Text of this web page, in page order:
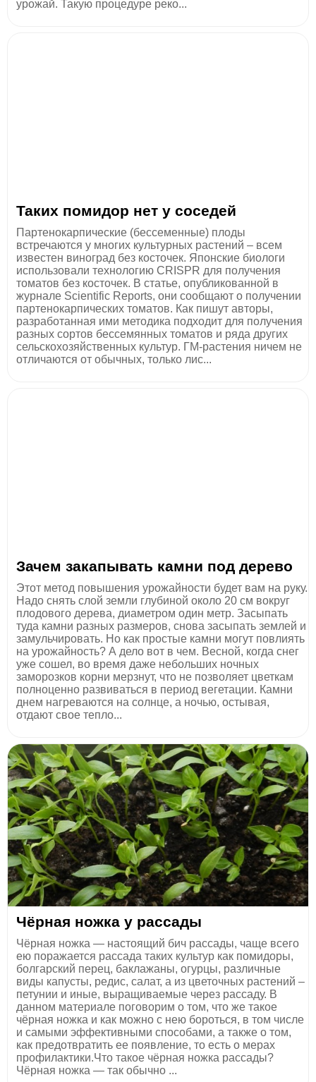
урожай. Такую процедуре реко...
Таких помидор нет у соседей
Партенокарпические (бессеменные) плоды
встречаются у многих культурных растений – всем
известен виноград без косточек. Японские биологи
использовали технологию CRISPR для получения
томатов без косточек. В статье, опубликованной в
журнале Scientific Reports, они сообщают о получении
партенокарпических томатов. Как пишут авторы,
разработанная ими методика подходит для получения
разных сортов бессемянных томатов и ряда других
сельскохозяйственных культур. ГМ-растения ничем не
отличаются от обычных, только лис...
Зачем закапывать камни под дерево
Этот метод повышения урожайности будет вам на руку.
Надо снять слой земли глубиной около 20 см вокруг
плодового дерева, диаметром один метр. Засыпать
туда камни разных размеров, снова засыпать землей и
замульчировать. Но как простые камни могут повлиять
на урожайность? А дело вот в чем. Весной, когда снег
уже сошел, во время даже небольших ночных
заморозков корни мерзнут, что не позволяет цветкам
полноценно развиваться в период вегетации. Камни
днем нагреваются на солнце, а ночью, остывая,
отдают свое тепло...
Чёрная ножка у рассады
Чёрная ножка — настоящий бич рассады, чаще всего
ею поражается рассада таких культур как помидоры,
болгарский перец, баклажаны, огурцы, различные
виды капусты, редис, салат, а из цветочных растений –
петунии и иные, выращиваемые через рассаду. В
данном материале поговорим о том, что же такое
чёрная ножка и как можно с нею бороться, в том числе
и самыми эффективными способами, а также о том,
как предотвратить ее появление, то есть о мерах
профилактики.Что такое чёрная ножка рассады?
Чёрная ножка — так обычно ...